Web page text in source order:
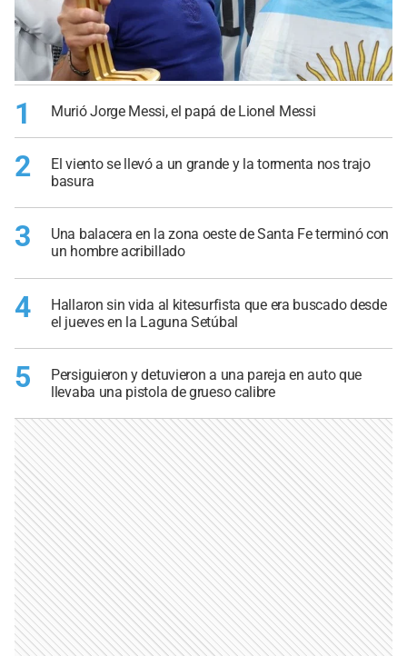
1 Murió Jorge Messi, el papá de Lionel Messi
2
El viento se llevó a un grande y la tormenta nos trajo
basura
3
Una balacera en la zona oeste de Santa Fe terminó con
un hombre acribillado
4
Hallaron sin vida al kitesurfista que era buscado desde
el jueves en la Laguna Setúbal
5
Persiguieron y detuvieron a una pareja en auto que
llevaba una pistola de grueso calibre